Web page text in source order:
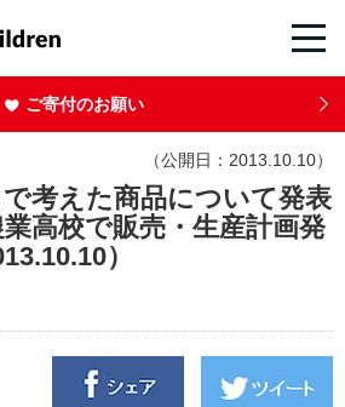
ご寄付のお願い
（公開日：2013.10.10）
考えた商品について発表
高校で販売・生産計画発
）